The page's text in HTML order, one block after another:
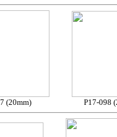
(20mm) P17-098